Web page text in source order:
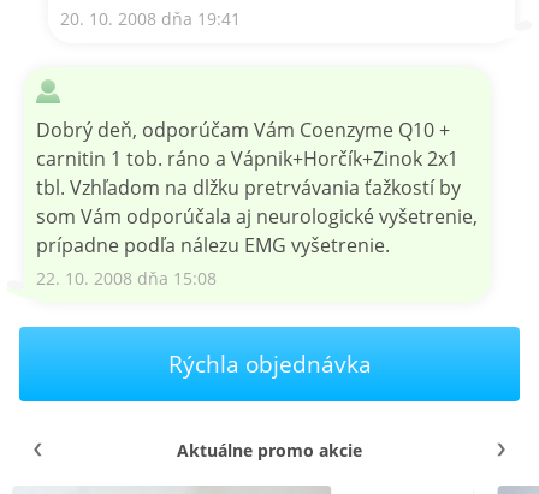
20. 10. 2008 dňa 19:41
Dobrý deň, odporúčam Vám Coenzyme Q10 +
carnitin 1 tob. ráno a Vápnik+Horčík+Zinok 2x1
tbl. Vzhľadom na dlžku pretrvávania ťažkostí by
som Vám odporúčala aj neurologické vyšetrenie,
prípadne podľa nálezu EMG vyšetrenie.
22. 10. 2008 dňa 15:08
Rýchla objednávka
Aktuálne promo akcie